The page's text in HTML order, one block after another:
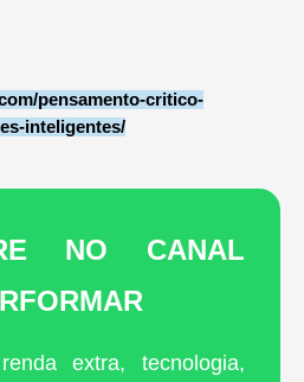
pensamento-critico-
inteligentes/
NO CANAL
extra, tecnologia,